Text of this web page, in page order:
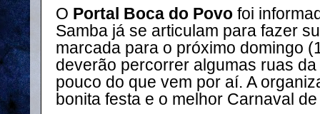
O Portal Boca do Povo foi
Samba já se articulam para fazer
marcada para o próximo domingo
deverão percorrer algumas ruas
pouco do que vem por aí. A
bonita festa e o melhor Carnaval